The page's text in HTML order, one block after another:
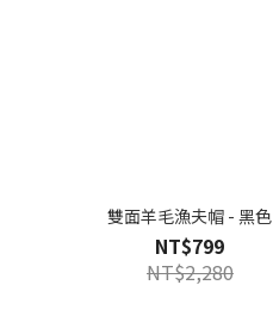
雙面羊毛漁夫帽 - 黑色
NT$799
NT$2,280